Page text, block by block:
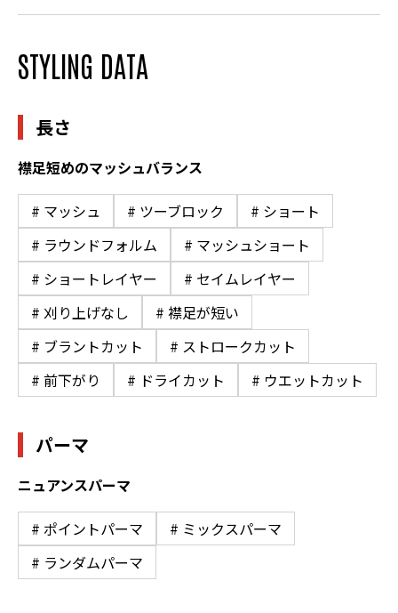
STYLING DATA
長さ
襟足短めのマッシュバランス
# マッシュ # ツーブロック
# ショート
# ラウンドフォルム
# マッシュショート
# ショートレイヤー
# セイムレイヤー
# 刈り上げなし
# 襟足が短い
# ブラントカット
# ストロークカット
# 前下がり
# ドライカット # ウエットカット
パーマ
ニュアンスパーマ
# ポイントパーマ
# ミックスパーマ
# ランダムパーマ